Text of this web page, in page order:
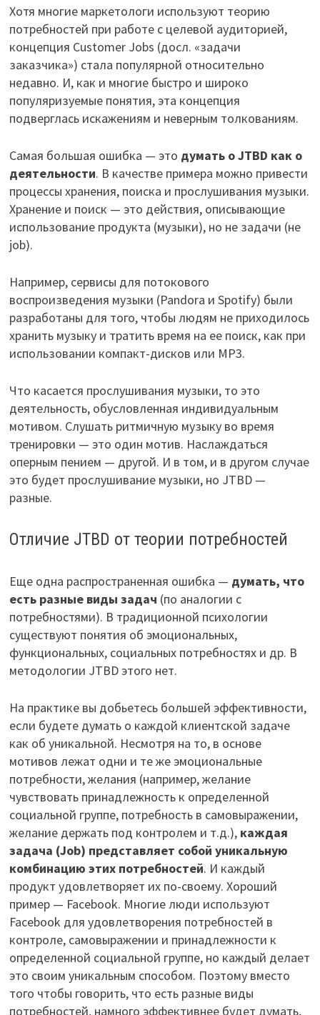
Хотя многие маркетологи используют теорию
потребностей при работе с целевой аудиторией,
концепция Customer Jobs (досл. «задачи
заказчика») стала популярной относительно
недавно. И, как и многие быстро и широко
популяризуемые понятия, эта концепция
подверглась искажениям и неверным толкованиям.
Самая большая ошибка — это думать о JTBD как о
деятельности. В качестве примера можно привести
процессы хранения, поиска и прослушивания музыки.
Хранение и поиск — это действия, описывающие
использование продукта (музыки), но не задачи (не
job).
Например, сервисы для потокового
воспроизведения музыки (Pandora и Spotify) были
разработаны для того, чтобы людям не приходилось
хранить музыку и тратить время на ее поиск, как при
использовании компакт-дисков или MP3.
Что касается прослушивания музыки, то это
деятельность, обусловленная индивидуальным
мотивом. Слушать ритмичную музыку во время
тренировки — это один мотив. Наслаждаться
оперным пением — другой. И в том, и в другом случае
это будет прослушивание музыки, но JTBD —
разные.
Отличие JTBD от теории потребностей
Еще одна распространенная ошибка — думать, что
есть разные виды задач (по аналогии с
потребностями). В традиционной психологии
существуют понятия об эмоциональных,
функциональных, социальных потребностях и др. В
методологии JTBD этого нет.
На практике вы добьетесь большей эффективности,
если будете думать о каждой клиентской задаче
как об уникальной. Несмотря на то, в основе
мотивов лежат одни и те же эмоциональные
потребности, желания (например, желание
чувствовать принадлежность к определенной
социальной группе, потребность в самовыражении,
желание держать под контролем и т.д.), каждая
задача (Job) представляет собой уникальную
комбинацию этих потребностей. И каждый
продукт удовлетворяет их по-своему. Хороший
пример — Facebook. Многие люди используют
Facebook для удовлетворения потребностей в
контроле, самовыражении и принадлежности к
определенной социальной группе, но каждый делает
это своим уникальным способом. Поэтому вместо
того чтобы говорить, что есть разные виды
потребностей, намного эффективнее будет думать,